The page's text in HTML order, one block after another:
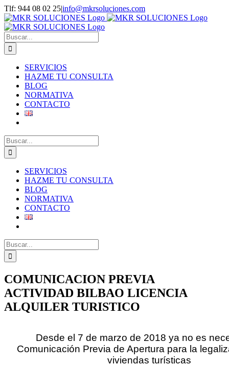
Saltar
al
contenido
Tlf: 944 08 02 25|info@mkrsoluciones.com
Buscar:
SERVICIOS
HAZME TU CONSULTA
BLOG
NORMATIVA
CONTACTO
Buscar:
SERVICIOS
HAZME TU CONSULTA
BLOG
NORMATIVA
CONTACTO
Buscar:
COMUNICACION PREVIA
ACTIVIDAD BILBAO LICENCIA
ALQUILER TURISTICO
Desde el 7 de marzo de 2018 ya no es
Comunicación Previa de Apertura para la
viviendas turísticas